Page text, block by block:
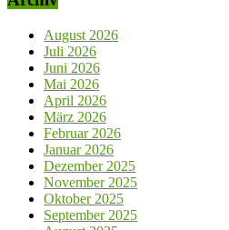
August 2026
Juli 2026
Juni 2026
Mai 2026
April 2026
März 2026
Februar 2026
Januar 2026
Dezember 2025
November 2025
Oktober 2025
September 2025